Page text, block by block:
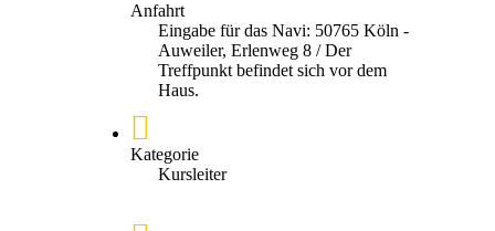
Anfahrt
Eingabe für das Navi: 50765 Köln -
Auweiler, Erlenweg 8 / Der
Treffpunkt befindet sich vor dem
Haus.
Kategorie
Kursleiter